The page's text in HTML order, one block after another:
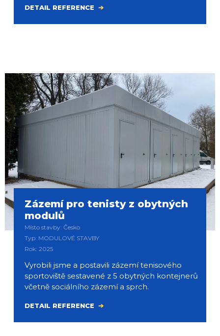
DETAIL REFERENCE
Zázemí pro tenisty z obytných
modulů
Místo stavby: Česko
Typ: MODULOVÉ STAVBY
Rok: 2025
Vyrobili jsme a postavili zázemí tenisového
sportoviště sestavené z 5 obytných kontejnerů
včetně sociálního zázemí a sprch.
DETAIL REFERENCE